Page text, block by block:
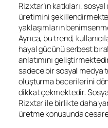
Rizxtar’ın katkıları,
üretimini
yaklaşımların
Ayrıca, bu trend,
hayal gücünü serbest
anlatımını
sadece bir sosyal
oluşturma becerilerini
dikkat çekmektedir.
Rizxtar ile birlikte daha
üretme konusunda